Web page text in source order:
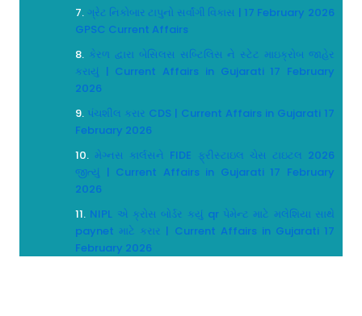
ગ્રેટ નિકોબાર ટાપુનો સર્વાંગી વિકાસ | 17 February 2026
GPSC Current Affairs
કેરળ દ્વારા બેસિલસ સબ્ટિલિસ ને સ્ટેટ માઇક્રોબ જાહેર
કરાયું | Current Affairs in Gujarati 17 February
2026
પંચશીલ કરાર CDS | Current Affairs in Gujarati 17
February 2026
મેગ્નસ કાર્લસને FIDE ફ્રીસ્ટાઇલ ચેસ ટાઇટલ 2026
જીત્યું | Current Affairs in Gujarati 17 February
2026
NIPL એ ક્રોસ બોર્ડર કયું qr પેમેન્ટ માટે મલેશિયા સાથે
paynet માટે કરાર | Current Affairs in Gujarati 17
February 2026